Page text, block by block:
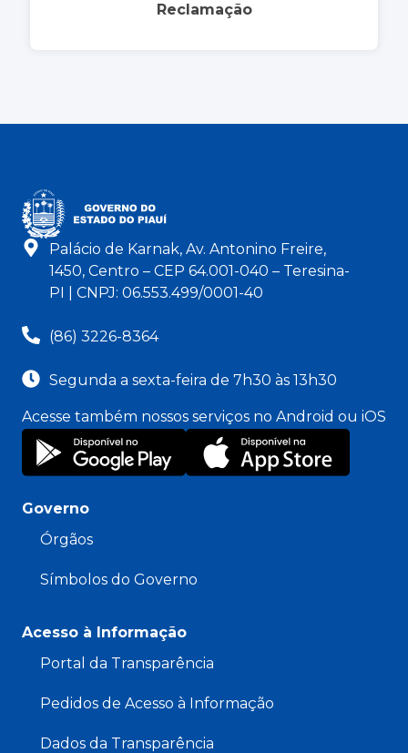
Reclamação
Palácio de Karnak, Av. Antonino Freire,
1450, Centro – CEP 64.001-040 – Teresina-
PI | CNPJ: 06.553.499/0001-40
(86) 3226-8364
Segunda a sexta-feira de 7h30 às 13h30
Acesse também nossos serviços no Android ou iOS
Governo
Órgãos
Símbolos do Governo
Acesso à Informação
Portal da Transparência
Pedidos de Acesso à Informação
Dados da Transparência